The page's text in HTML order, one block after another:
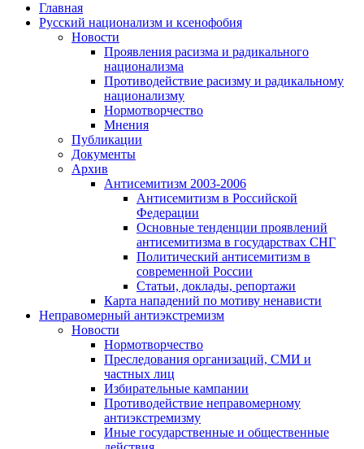
Главная
Русский национализм и ксенофобия
Новости
Проявления расизма и радикального
национализма
Противодействие расизму и радикальному
национализму
Нормотворчество
Мнения
Публикации
Документы
Архив
Антисемитизм 2003-2006
Антисемитизм в Российской
Федерации
Основные тенденции проявлений
антисемитизма в государствах СНГ
Политический антисемитизм в
современной России
Статьи, доклады, репортажи
Карта нападений по мотиву ненависти
Неправомерный антиэкстремизм
Новости
Нормотворчество
Преследования организаций, СМИ и
частных лиц
Избирательные кампании
Противодействие неправомерному
антиэкстремизму
Иные государственные и общественные